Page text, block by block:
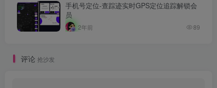
手机号定位-查踪迹实时GPS定位追踪解锁会
员
2年前 89
评论 抢沙发